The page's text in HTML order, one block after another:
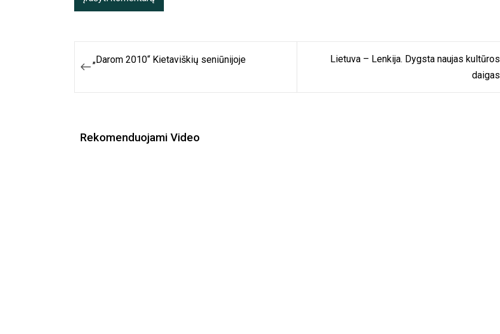
Navigacija
„Darom 2010“ Kietaviškių seniūnijoje
Lietuva – Lenkija. Dygsta naujas kultūros
daigas
Rekomenduojami Video